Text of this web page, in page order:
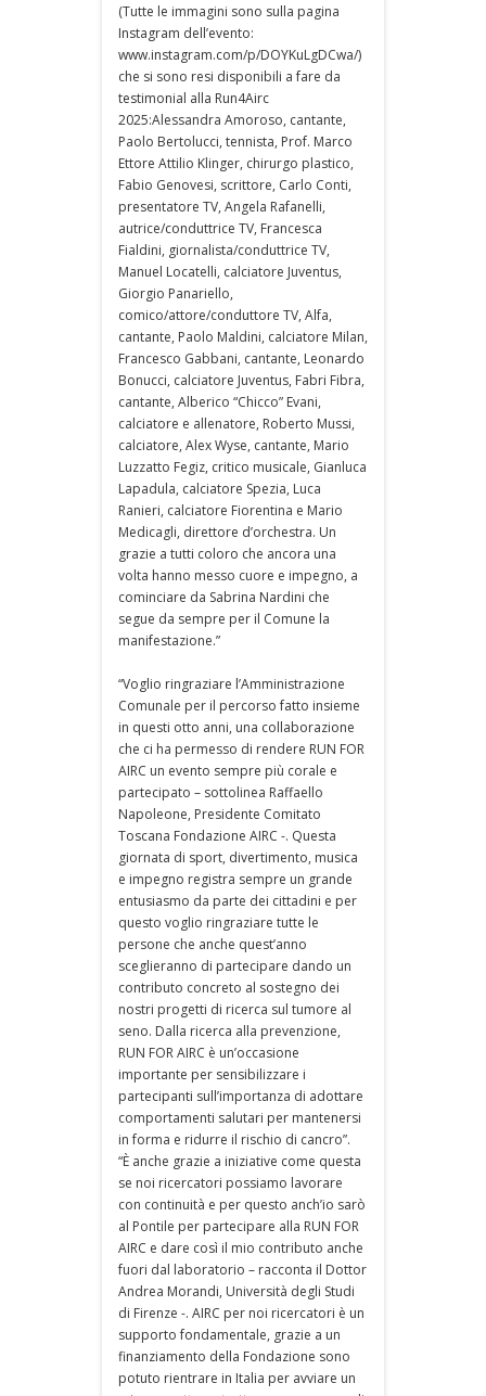
(Tutte le immagini sono sulla pagina
Instagram dell’evento:
www.instagram.com/p/DOYKuLgDCwa/)
che si sono resi disponibili a fare da
testimonial alla Run4Airc
2025:Alessandra Amoroso, cantante,
Paolo Bertolucci, tennista, Prof. Marco
Ettore Attilio Klinger, chirurgo plastico,
Fabio Genovesi, scrittore, Carlo Conti,
presentatore TV, Angela Rafanelli,
autrice/conduttrice TV, Francesca
Fialdini, giornalista/conduttrice TV,
Manuel Locatelli, calciatore Juventus,
Giorgio Panariello,
comico/attore/conduttore TV, Alfa,
cantante, Paolo Maldini, calciatore Milan,
Francesco Gabbani, cantante, Leonardo
Bonucci, calciatore Juventus, Fabri Fibra,
cantante, Alberico “Chicco” Evani,
calciatore e allenatore, Roberto Mussi,
calciatore, Alex Wyse, cantante, Mario
Luzzatto Fegiz, critico musicale, Gianluca
Lapadula, calciatore Spezia, Luca
Ranieri, calciatore Fiorentina e Mario
Medicagli, direttore d’orchestra. Un
grazie a tutti coloro che ancora una
volta hanno messo cuore e impegno, a
cominciare da Sabrina Nardini che
segue da sempre per il Comune la
manifestazione.”
“Voglio ringraziare l’Amministrazione
Comunale per il percorso fatto insieme
in questi otto anni, una collaborazione
che ci ha permesso di rendere RUN FOR
AIRC un evento sempre più corale e
partecipato – sottolinea Raffaello
Napoleone, Presidente Comitato
Toscana Fondazione AIRC -. Questa
giornata di sport, divertimento, musica
e impegno registra sempre un grande
entusiasmo da parte dei cittadini e per
questo voglio ringraziare tutte le
persone che anche quest’anno
sceglieranno di partecipare dando un
contributo concreto al sostegno dei
nostri progetti di ricerca sul tumore al
seno. Dalla ricerca alla prevenzione,
RUN FOR AIRC è un’occasione
importante per sensibilizzare i
partecipanti sull’importanza di adottare
comportamenti salutari per mantenersi
in forma e ridurre il rischio di cancro”.
“È anche grazie a iniziative come questa
se noi ricercatori possiamo lavorare
con continuità e per questo anch’io sarò
al Pontile per partecipare alla RUN FOR
AIRC e dare così il mio contributo anche
fuori dal laboratorio – racconta il Dottor
Andrea Morandi, Università degli Studi
di Firenze -. AIRC per noi ricercatori è un
supporto fondamentale, grazie a un
finanziamento della Fondazione sono
potuto rientrare in Italia per avviare un